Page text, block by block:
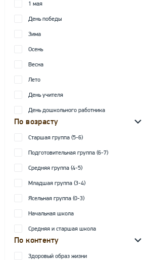
1 мая
День победы
Зима
Осень
Весна
Лето
День учителя
День дошкольного работника
По возрасту
Старшая группа (5-6)
Подготовительная группа (6-7)
Средняя группа (4-5)
Младшая группа (3-4)
Ясельная группа (0-3)
Начальная школа
Средняя и старшая школа
По контенту
Здоровый образ жизни